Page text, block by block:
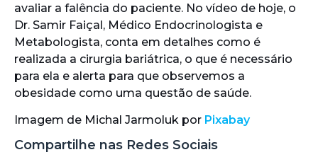
avaliar a falência do paciente. No vídeo de hoje, o
Dr. Samir Faiçal, Médico Endocrinologista e
Metabologista, conta em detalhes como é
realizada a cirurgia bariátrica, o que é necessário
para ela e alerta para que observemos a
obesidade como uma questão de saúde.
Imagem de Michal Jarmoluk por Pixabay
Compartilhe nas Redes Sociais